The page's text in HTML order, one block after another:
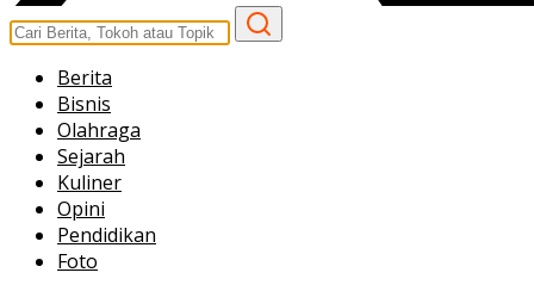
Berita
Bisnis
Olahraga
Sejarah
Kuliner
Opini
Pendidikan
Foto